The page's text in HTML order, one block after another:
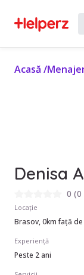
Acasă /
Denisa A
0 (0
Locație
Brasov, 0km față de
Experiență
Peste 2 ani